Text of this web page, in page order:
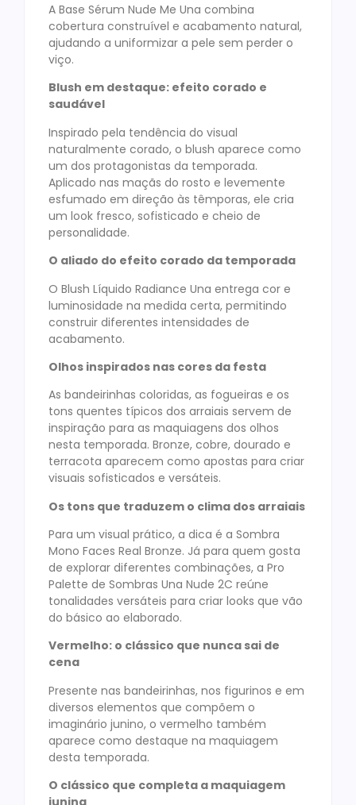
A Base Sérum Nude Me Una combina
cobertura construível e acabamento natural,
ajudando a uniformizar a pele sem perder o
viço.
Blush em destaque: efeito corado e
saudável
Inspirado pela tendência do visual
naturalmente corado, o blush aparece como
um dos protagonistas da temporada.
Aplicado nas maçãs do rosto e levemente
esfumado em direção às têmporas, ele cria
um look fresco, sofisticado e cheio de
personalidade.
O aliado do efeito corado da temporada
O Blush Líquido Radiance Una entrega cor e
luminosidade na medida certa, permitindo
construir diferentes intensidades de
acabamento.
Olhos inspirados nas cores da festa
As bandeirinhas coloridas, as fogueiras e os
tons quentes típicos dos arraiais servem de
inspiração para as maquiagens dos olhos
nesta temporada. Bronze, cobre, dourado e
terracota aparecem como apostas para criar
visuais sofisticados e versáteis.
Os tons que traduzem o clima dos arraiais
Para um visual prático, a dica é a Sombra
Mono Faces Real Bronze. Já para quem gosta
de explorar diferentes combinações, a Pro
Palette de Sombras Una Nude 2C reúne
tonalidades versáteis para criar looks que vão
do básico ao elaborado.
Vermelho: o clássico que nunca sai de
cena
Presente nas bandeirinhas, nos figurinos e em
diversos elementos que compõem o
imaginário junino, o vermelho também
aparece como destaque na maquiagem
desta temporada.
O clássico que completa a maquiagem